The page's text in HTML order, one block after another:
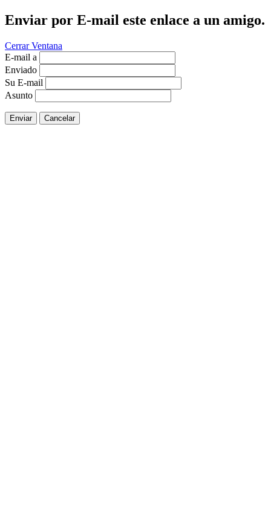
Enviar por E-mail este enlace a un amigo.
Cerrar Ventana
E-mail a
Enviado
Su E-mail
Asunto
Enviar Cancelar